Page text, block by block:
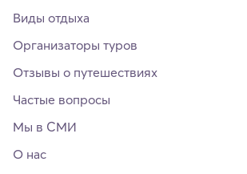
Виды отдыха
Организаторы туров
Отзывы о путешествиях
Частые вопросы
Мы в СМИ
О нас